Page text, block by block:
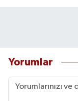
Yorumlar